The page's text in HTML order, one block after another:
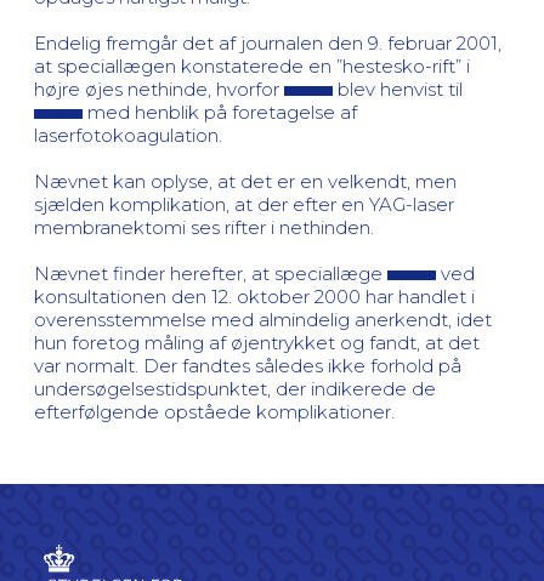
Endelig fremgår det af journalen den 9. februar 2001,
at speciallægen konstaterede en ”hestesko-rift” i
højre øjes nethinde, hvorfor
blev henvist til
med henblik på foretagelse af
laserfotokoagulation.
Nævnet kan oplyse, at det er en velkendt, men
sjælden komplikation, at der efter en YAG-laser
membranektomi ses rifter i nethinden.
Nævnet finder herefter, at speciallæge
ved
konsultationen den 12. oktober 2000 har handlet i
overensstemmelse med almindelig anerkendt, idet
hun foretog måling af øjentrykket og fandt, at det
var normalt. Der fandtes således ikke forhold på
undersøgelsestidspunktet, der indikerede de
efterfølgende opståede komplikationer.